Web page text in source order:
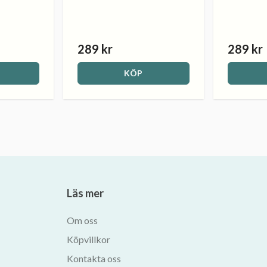
289 kr
KÖP
289 kr
Läs mer
Om oss
Köpvillkor
Kontakta oss